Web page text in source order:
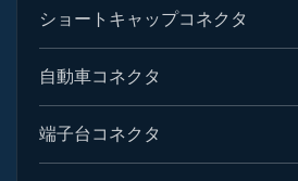
ショートキャップコネクタ
自動車コネクタ
端子台コネクタ